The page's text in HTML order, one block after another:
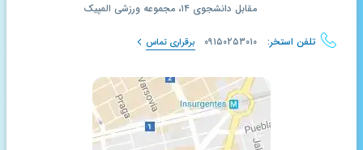
مقابل دانشجوی ۱۴، مجموعه ورزشی المپیک
تلفن استخر: ۰۹۱۵۰۲۵۳۰۱۰ برقراری تماس